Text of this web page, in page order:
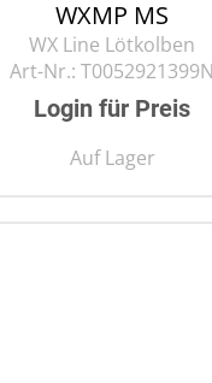
WXMP MS
WX Line Lötkolben
Art-Nr.: T0052921399N
Login für Preis
Auf Lager